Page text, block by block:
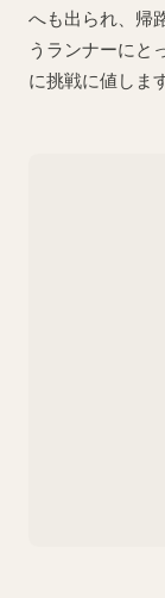
へも出られ、帰
うランナーにと
に挑戦に値します